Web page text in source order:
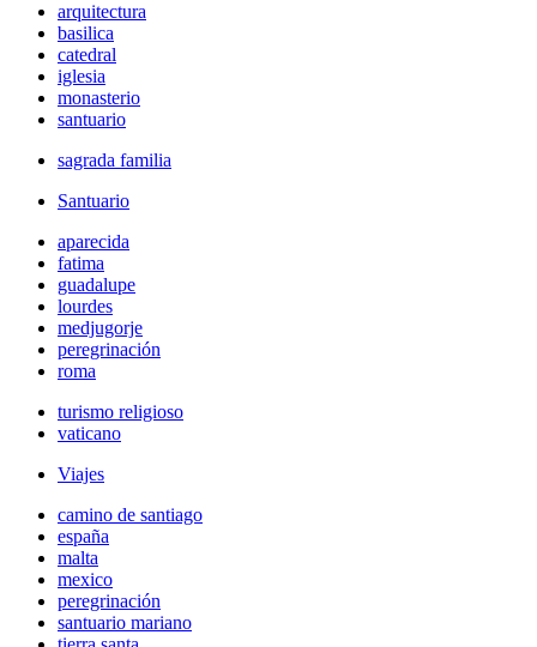
arquitectura
basilica
catedral
iglesia
monasterio
santuario
sagrada familia
Santuario
aparecida
fatima
guadalupe
lourdes
medjugorje
peregrinación
roma
turismo religioso
vaticano
Viajes
camino de santiago
españa
malta
mexico
peregrinación
santuario mariano